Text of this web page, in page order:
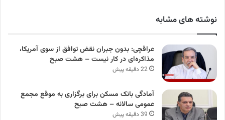
نوشته های مشابه
عراقچی: بدون جبران نقض توافق از سوی آمریکا،
مذاکره‌ای در کار نیست – هشت صبح
22 دقیقه پیش
آمادگی بانک مسکن برای برگزاری به موقع مجمع
عمومی سالانه – هشت صبح
39 دقیقه پیش